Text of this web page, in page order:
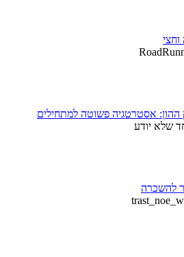
אסטרטגיה פשוטה למתחילים
שלא יודע
להשכרה